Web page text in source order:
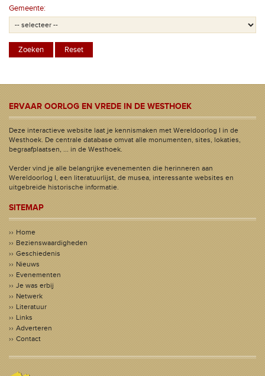
Gemeente:
ERVAAR OORLOG EN VREDE IN DE WESTHOEK
Deze interactieve website laat je kennismaken met Wereldoorlog I in de
Westhoek. De centrale database omvat alle monumenten, sites, lokaties,
begraafplaatsen, ... in de Westhoek.
Verder vind je alle belangrijke evenementen die herinneren aan
Wereldoorlog I, een literatuurlijst, de musea, interessante websites en
uitgebreide historische informatie.
SITEMAP
Home
Bezienswaardigheden
Geschiedenis
Nieuws
Evenementen
Je was erbij
Netwerk
Literatuur
Links
Adverteren
Contact